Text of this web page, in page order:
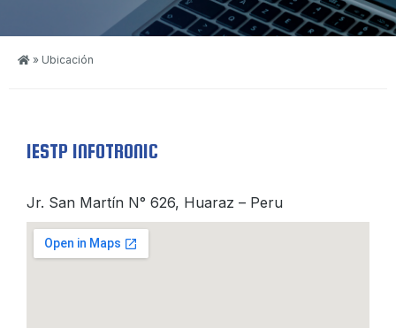
» Ubicación
IESTP INFOTRONIC
Jr. San Martín N° 626, Huaraz – Peru